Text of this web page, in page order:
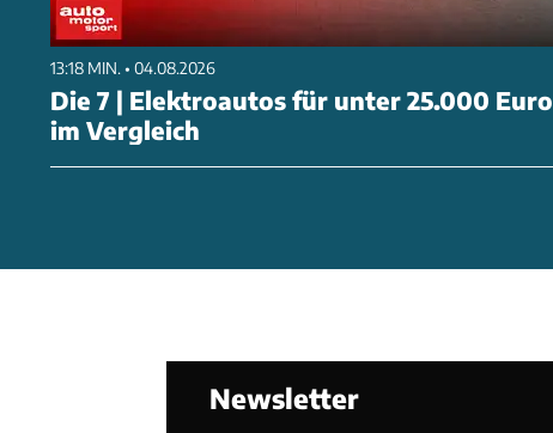
13:18 MIN. • 04.08.2026
Die 7 | Elektroautos für unter 25.000 Euro
im Vergleich
Newsletter